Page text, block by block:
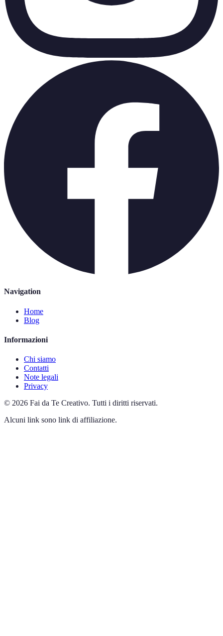
Navigation
Home
Blog
Informazioni
Chi siamo
Contatti
Note legali
Privacy
© 2026 Fai da Te Creativo. Tutti i diritti riservati.
Alcuni link sono link di affiliazione.